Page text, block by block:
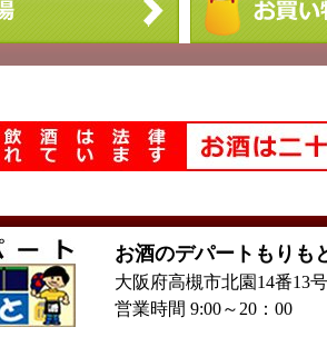
お酒のデパートもりも
大阪府高槻市北園14番13
営業時間 9:00～20：00